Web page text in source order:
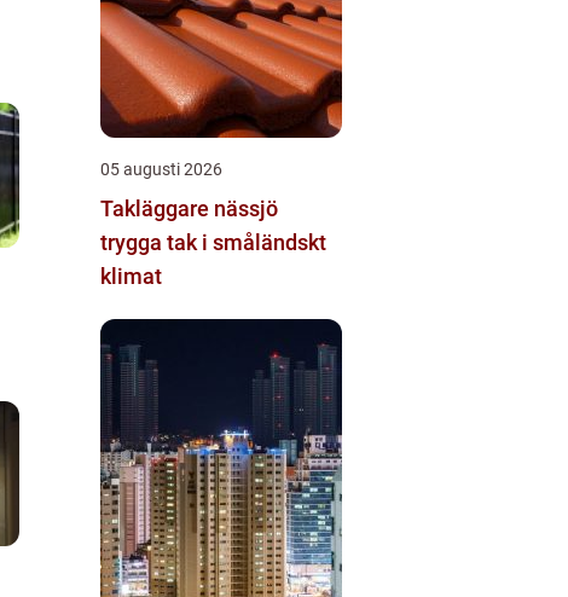
05 augusti 2026
Takläggare nässjö
trygga tak i småländskt
klimat